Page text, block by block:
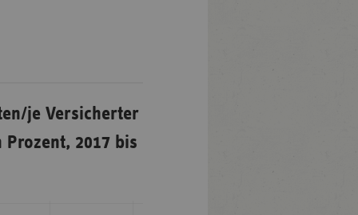
je Versicherter
2017 bis